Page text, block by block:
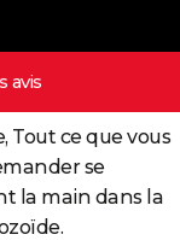
avis
Tout ce que vous
se
la main dans la